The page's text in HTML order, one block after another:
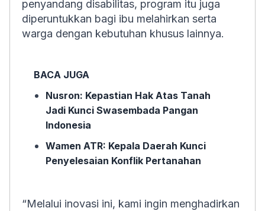
penyandang disabilitas, program itu juga
diperuntukkan bagi ibu melahirkan serta
warga dengan kebutuhan khusus lainnya.
BACA JUGA
Nusron: Kepastian Hak Atas Tanah
Jadi Kunci Swasembada Pangan
Indonesia
Wamen ATR: Kepala Daerah Kunci
Penyelesaian Konflik Pertanahan
“Melalui inovasi ini, kami ingin menghadirkan